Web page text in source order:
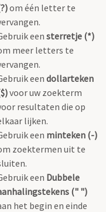
om één letter te
eensterretje (*)
meer letters te
eendollarteken
voor uw zoekterm
resultaten die op
lijken.
een minteken (-)
zoektermen uit te
een Dubbele
(" ")
het begin en einde